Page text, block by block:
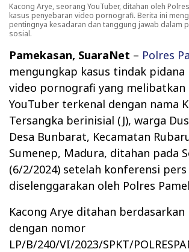
Kacong Arye, seorang YouTuber, ditahan oleh
kasus penyebaran video pornografi. Berita ini
pentingnya kesadaran dan tanggung jawab dalam
sosial.
Pamekasan, SuaraNet – Polres
mengungkap kasus tindak pidana
video pornografi yang melibatkan
YouTuber terkenal dengan nama
Tersangka berinisial (J), warga
Desa Bunbarat, Kecamatan
Sumenep, Madura, ditahan pada
(6/2/2024) setelah konferensi pers
diselenggarakan oleh Polres
Kacong Arye ditahan
dengan nomor
LP/B/240/VI/2023/SPKT/